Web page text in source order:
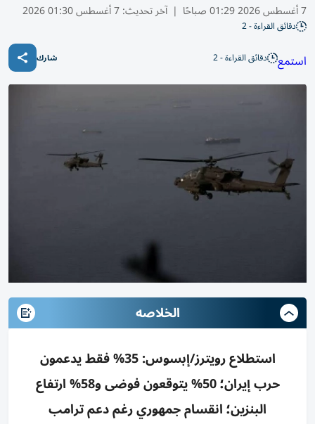
7 أغسطس 2026 01:29 صباحًا | آخر تحديث:7 أغسطس 01:30 2026
دقائق القراءة - 2
استمع دقائق القراءة - 2 شارك
الخلاصه
استطلاع رويترز/إبسوس: 35% فقط يدعمون
حرب إيران؛ 50% يتوقعون فوضى و58% ارتفاع
البنزين؛ انقسام جمهوري رغم دعم ترامب